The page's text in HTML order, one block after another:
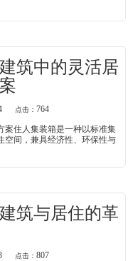
筑中的灵活居
点击： 764
案住人集装箱是一种以标准集
空间，兼具经济性、环保性与
筑与居住的革
点击： 807